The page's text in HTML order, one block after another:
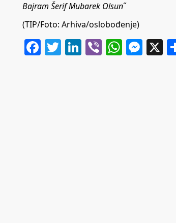
Bajram Šerif Mubarek Olsun˝
(TIP/Foto: Arhiva/oslobođenje)
Facebook
Twitter
LinkedIn
Viber X